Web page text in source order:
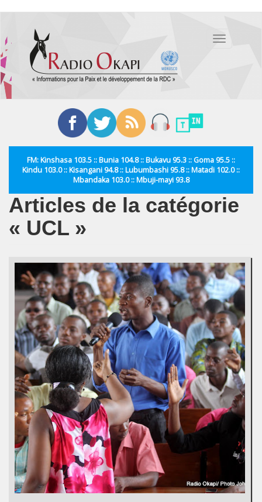
contenu
principal
Toggle
FM: Kinshasa 103.5 :: Bunia 104.8 :: Bukavu 95.3 :: Goma 95.5 ::
Kindu 103.0 :: Kisangani 94.8 :: Lubumbashi 95.8 :: Matadi 102.0 ::
Mbandaka 103.0 :: Mbuji-mayi 93.8
Articles de la catégorie
« UCL »